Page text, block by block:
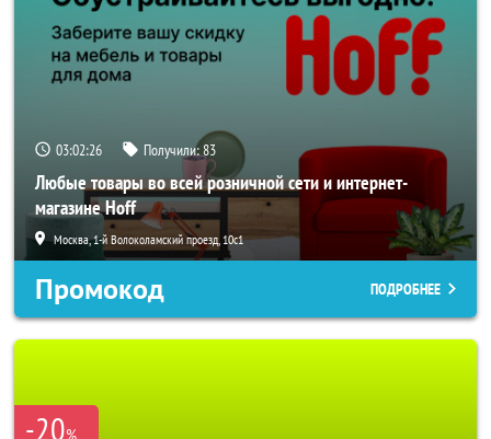
03:02:24 Получили:83
Любые товары во всей розничной сети и интернет-
магазине Hoff
Москва, 1-й Волоколамский проезд, 10с1
Промокод ПОДРОБНЕЕ
-20%